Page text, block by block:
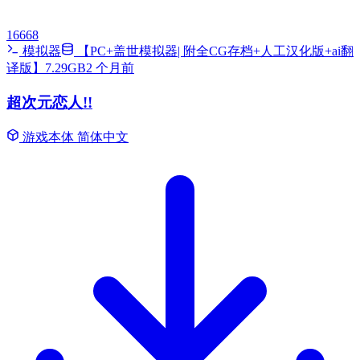
16668
模拟器
【PC+盖世模拟器| 附全CG存档+人工汉化版+ai翻
译版】7.29GB2 个月前
超次元恋人!!
游戏本体 简体中文